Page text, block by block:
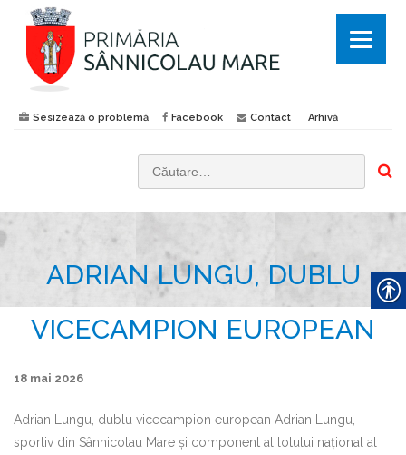
Sesizează o problemă Facebook Contact Arhivă
:
ADRIAN LUNGU, DUBLU
VICECAMPION EUROPEAN
18 mai 2026
Adrian Lungu, dublu vicecampion european Adrian Lungu,
sportiv din Sânnicolau Mare și component al lotului național al